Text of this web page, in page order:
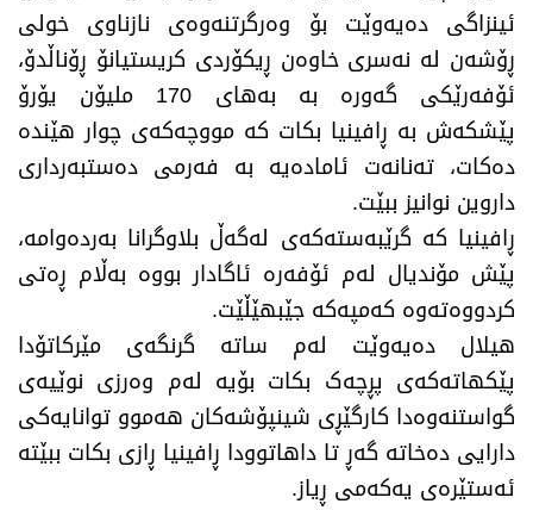
ئینزاگی دەیەوێت بۆ وەرگرتنەوەی نازناوی خولی
ڕۆشەن لە نەسری خاوەن ڕیکۆردی کریستیانۆ ڕۆناڵدۆ،
ئۆفەرێکی گەورە بە بەهای 170 ملیۆن یۆرۆ
پێشکەش بە ڕافینیا بکات کە مووچەکەی چوار هێندە
دەکات، تەنانەت ئامادەیە بە فەرمی دەستبەرداری
داروین نوانیز ببێت.
ڕافینیا کە گرێبەستەکەی لەگەڵ بلاوگرانا بەردەوامە،
پێش مۆندیال لەم ئۆفەرە ئاگادار بووە بەڵام ڕەتی
کردووەتەوە کەمپەکە جێبهێڵێت.
هیلال دەیەوێت لەم ساتە گرنگەی مێرکاتۆدا
پێکهاتەکەی پڕچەک بکات بۆیە لەم وەرزی نوێیەی
گواستنەوەدا کارگێڕی شینپۆشەکان هەموو توانایەکی
دارایی دەخاتە گەڕ تا داهاتوودا ڕافینیا ڕازی بکات ببێتە
ئەستێرەی یەکەمی ڕیاز.